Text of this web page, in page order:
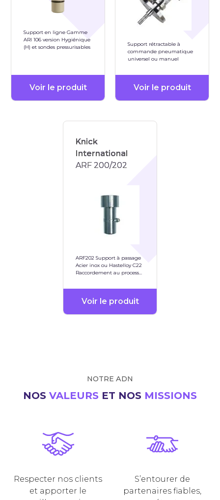
Support en ligne Gamme
ARI 106 version Hygiénique
(H) et sondes pressurisables
Voir le produit
Support rétractable à
commande pneumatique
universel ou manuel
Voir le produit
Knick
International
ARF 200/202
ARF202 Support à passage
Acier inox ou Hastelloy C22
Raccordement au process
Voir le produit
NOTRE ADN
NOS VALEURS ET NOS MISSIONS
Respecter nos clients
et apporter le
S’entourer de
partenaires fiables,